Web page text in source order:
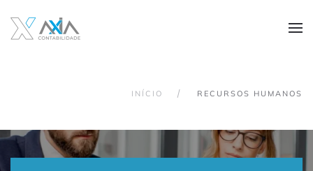
Skip to main content
INÍCIO RECURSOS HUMANOS